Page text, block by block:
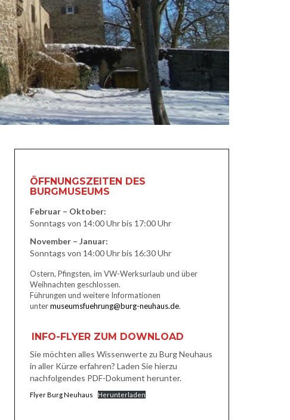
ÖFFNUNGSZEITEN DES
BURGMUSEUMS
Februar – Oktober:
Sonntags von 14:00 Uhr bis 17:00 Uhr
November – Januar:
Sonntags von 14:00 Uhr bis 16:30 Uhr
Ostern, Pfingsten, im VW-Werksurlaub und über
Weihnachten geschlossen.
Führungen und weitere Informationen
untermuseumsfuehrung@burg-neuhaus.de.
INFO-FLYER ZUM DOWNLOAD
Sie möchten alles Wissenwerte zu Burg Neuhaus
in aller Kürze erfahren? Laden Sie hierzu
nachfolgendes PDF-Dokument herunter.
Flyer Burg Neuhaus Herunterladen